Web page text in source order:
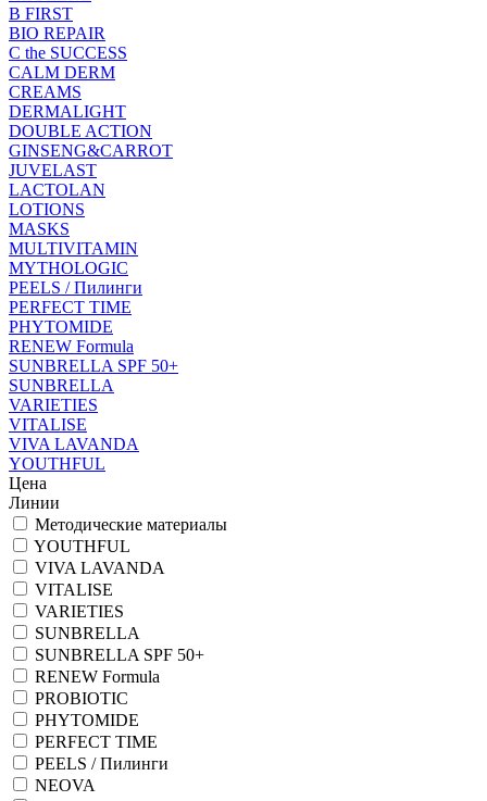
B FIRST
BIO REPAIR
C the SUCCESS
CALM DERM
CREAMS
DERMALIGHT
DOUBLE ACTION
GINSENG&CARROT
JUVELAST
LACTOLAN
LOTIONS
MASKS
MULTIVITAMIN
MYTHOLOGIC
PEELS / Пилинги
PERFECT TIME
PHYTOMIDE
RENEW Formula
SUNBRELLA SPF 50+
SUNBRELLA
VARIETIES
VITALISE
VIVA LAVANDA
YOUTHFUL
Цена
Линии
Методические материалы
YOUTHFUL
VIVA LAVANDA
VITALISE
VARIETIES
SUNBRELLA
SUNBRELLA SPF 50+
RENEW Formula
PROBIOTIC
PHYTOMIDE
PERFECT TIME
PEELS / Пилинги
NEOVA